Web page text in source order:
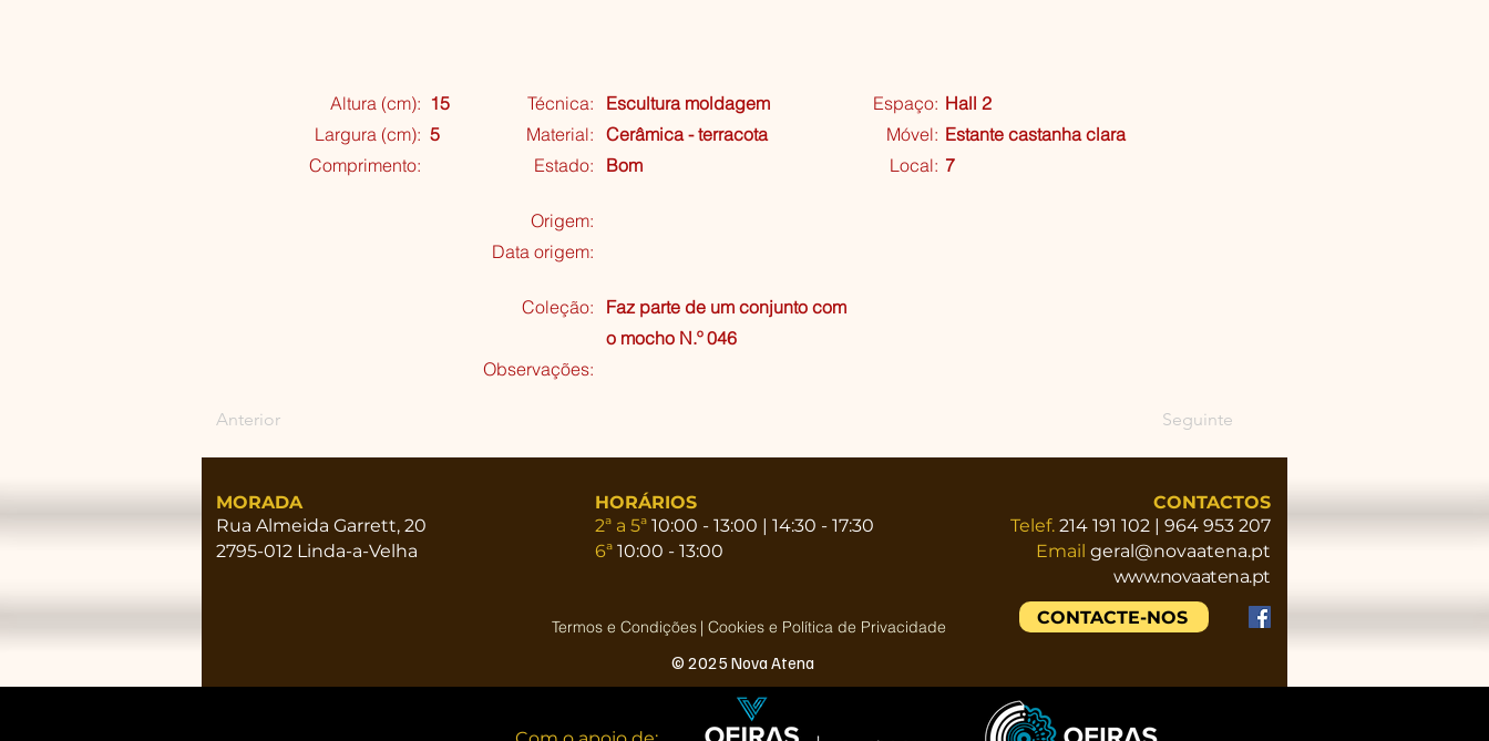
Altura (cm):
Largura (cm):
Comprimento:
Anterior
15
5
Técnica:
Material:
Estado:
Escultura moldagem
Cerâmica - terracota
Bom
Espaço:
Móvel:
Local:
Hall 2
Estante castanha clara
7
Origem:
Data origem:
Coleção:
Observações:
Faz parte de um conjunto com
o mocho N.º 046
Seguinte
MORADA
Rua Almeida Garrett, 20
2795-012 Linda-a-Velha
HORÁRIOS
2ª a 5ª 10:00 - 13:00 | 14:30 - 17:30
6ª 10:00 - 13:00
Termos e Condições | Cookies e Política de Privacidade
CONTACTOS
Telef. 214 191 102 | 964 953 207
Email geral@novaatena.pt
www.novaatena.pt
CONTACTE-NOS
© 2025 Nova Atena